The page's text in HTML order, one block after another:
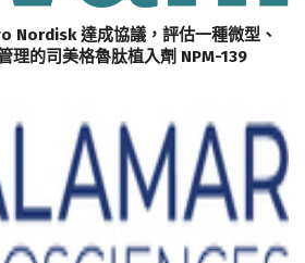
Nordisk 達成協議，評估一種微型、
理的司美格魯肽植入劑 NPM-139